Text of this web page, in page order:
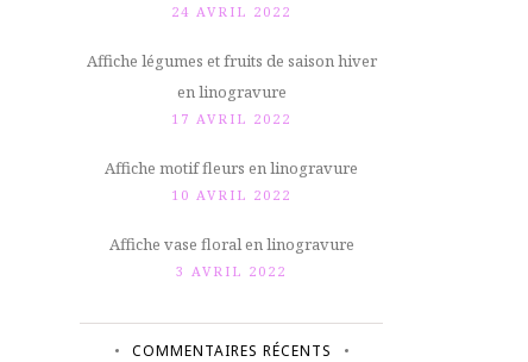
24 AVRIL 2022
Affiche légumes et fruits de saison hiver
en linogravure
17 AVRIL 2022
Affiche motif fleurs en linogravure
10 AVRIL 2022
Affiche vase floral en linogravure
3 AVRIL 2022
COMMENTAIRES RÉCENTS